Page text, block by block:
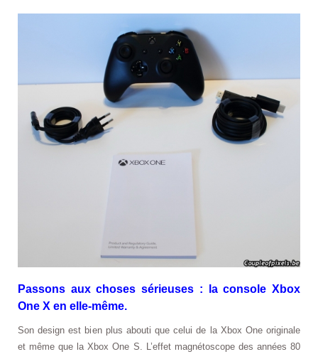
Passons aux choses sérieuses : la console Xbox
One X en elle-même.
Son design est bien plus abouti que celui de la Xbox One originale
et même que la Xbox One S. L’effet magnétoscope des années 80